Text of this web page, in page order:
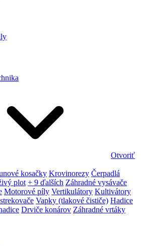
Otvoriť
kosačky Krovinorezy Čerpadlá
plot + 9 ďalších Záhradné vysávače
Motorové píly Vertikulátory Kultivátory
Vapky (tlakové čističe) Hadice
Drviče konárov Záhradné vrtáky